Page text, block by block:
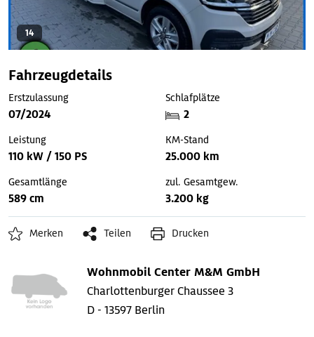
14
Fahrzeugdetails
Erstzulassung
07/2024
Schlafplätze
2
Leistung
110 kW / 150 PS
KM-Stand
25.000 km
Gesamtlänge
589 cm
zul. Gesamtgew.
3.200 kg
Merken Teilen Drucken
Wohnmobil Center M&M GmbH
Charlottenburger Chaussee 3
D - 13597 Berlin